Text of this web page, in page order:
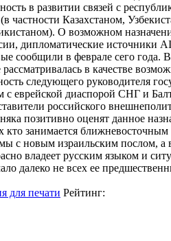
в развитии связей с
частности Казахстаном,
О возможном
дипломатические источники
сообщили в феврале сего года.
рассматривалась в качестве
следующего руководителя
с еврейской диаспорой СНГ и
российского
позитивно оценят данное
кто занимается
с новым израильским послом, а
владеет русским языком и
далеко не всех ее
для печати Рейтинг: